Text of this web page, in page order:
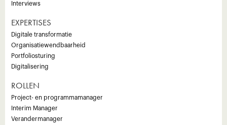
Interviews
EXPERTISES
Digitale transformatie
Organisatiewendbaarheid
Portfoliosturing
Digitalisering
ROLLEN
Project- en programmamanager
Interim Manager
Verandermanager